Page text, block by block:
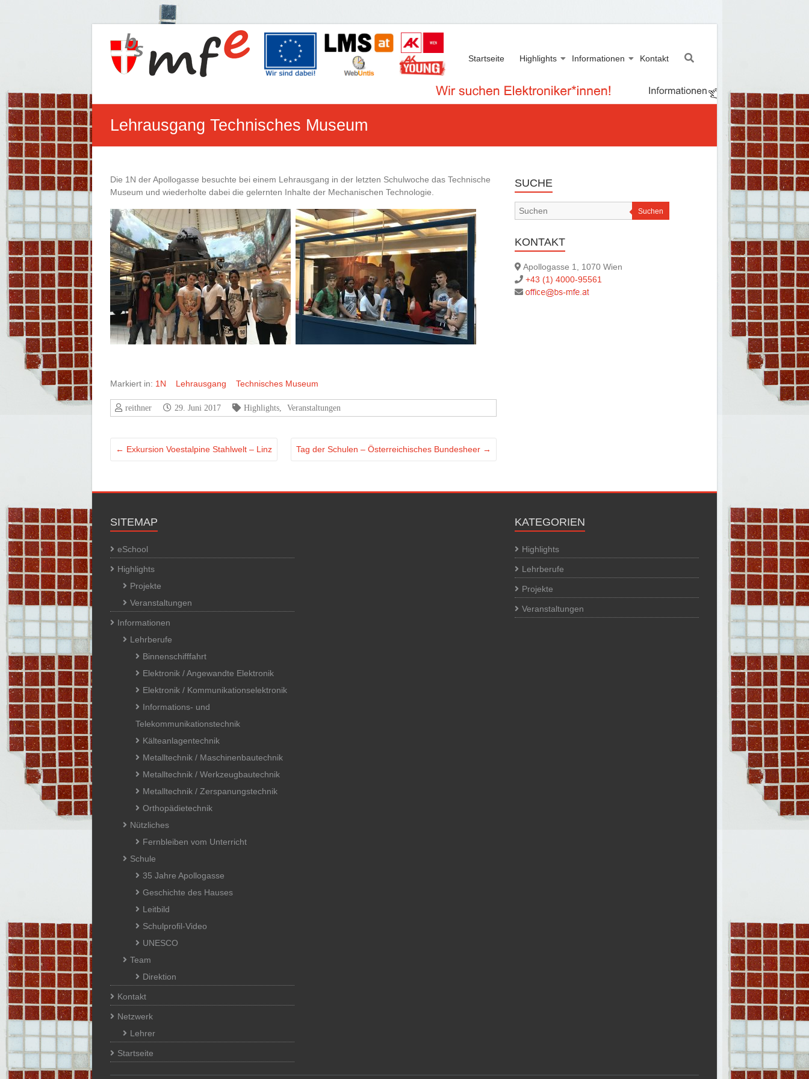
Inhalt
springenBerufsschule
für
Fertigungstechnik
und
Apollogasse
1,
Wien
Startseite Highlights Informationen Kontakt
Lehrausgang Technisches Museum
Die 1N der Apollogasse besuchte bei einem Lehrausgang in der letzten Schulwoche das Technische
Museum und wiederholte dabei die gelernten Inhalte der Mechanischen Technologie.
Markiert in: 1N Lehrausgang Technisches Museum
reithner 29. Juni 2017 Highlights Veranstaltungen
← Exkursion Voestalpine Stahlwelt – Linz Tag der Schulen – Österreichisches Bundesheer →
SUCHE
Suchen
KONTAKT
Apollogasse 1, 1070 Wien
+43 (1) 4000-95561
SITEMAP
eSchool
Highlights
Projekte
Veranstaltungen
Informationen
Lehrberufe
Binnenschifffahrt
Elektronik / Angewandte Elektronik
Elektronik / Kommunikationselektronik
Informations- und
Telekommunikationstechnik
Kälteanlagentechnik
Metalltechnik / Maschinenbautechnik
Metalltechnik / Werkzeugbautechnik
Metalltechnik / Zerspanungstechnik
Orthopädietechnik
Nützliches
Fernbleiben vom Unterricht
Schule
35 Jahre Apollogasse
Geschichte des Hauses
Leitbild
Schulprofil-Video
UNESCO
Team
Direktion
Kontakt
Netzwerk
Lehrer
Startseite
KATEGORIEN
Highlights
Lehrberufe
Projekte
Veranstaltungen